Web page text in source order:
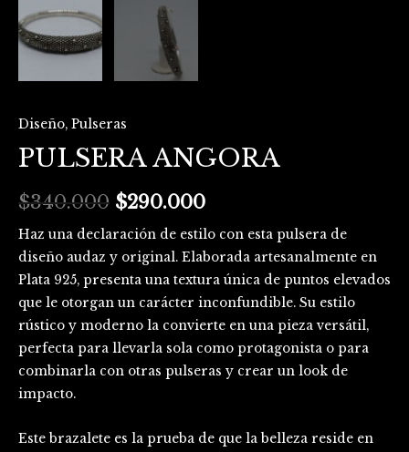
Diseño, Pulseras
PULSERA ANGORA
$340.000 $290.000
Haz una declaración de estilo con esta pulsera de
diseño audaz y original. Elaborada artesanalmente en
Plata 925, presenta una textura única de puntos elevados
que le otorgan un carácter inconfundible. Su estilo
rústico y moderno la convierte en una pieza versátil,
perfecta para llevarla sola como protagonista o para
combinarla con otras pulseras y crear un look de
impacto.
Este brazalete es la prueba de que la belleza reside en